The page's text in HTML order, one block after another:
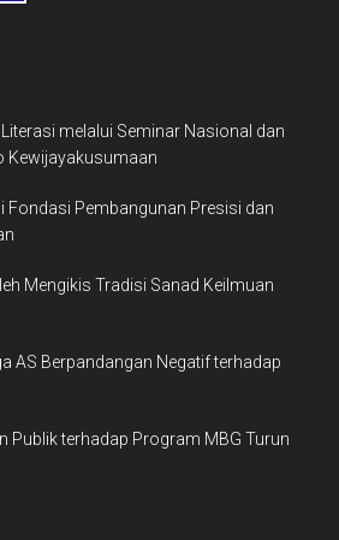
melalui Seminar Nasional dan
Kewijayakusumaan
Fondasi Pembangunan Presisi dan
Mengikis Tradisi Sanad Keilmuan
AS Berpandangan Negatif terhadap
Publik terhadap Program MBG Turun